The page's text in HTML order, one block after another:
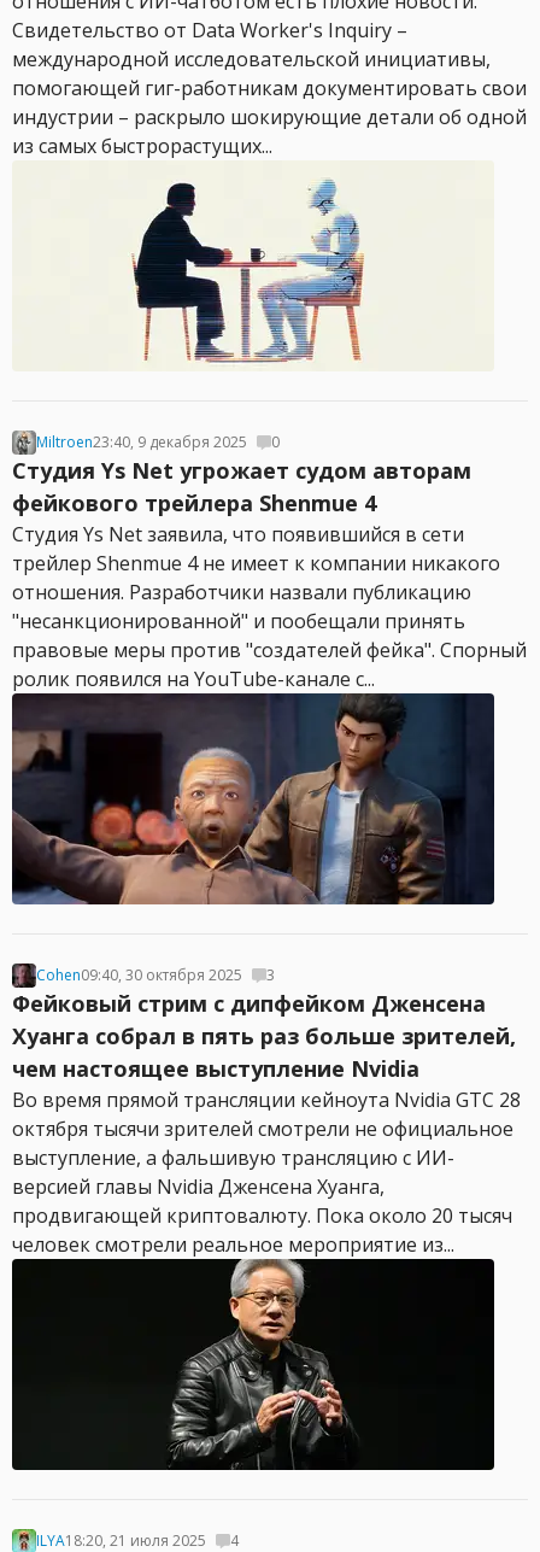
Свидетельство от Data Worker's Inquiry –
международной исследовательской инициативы,
помогающей гиг-работникам документировать свои
индустрии – раскрыло шокирующие детали об одной
из самых быстрорастущих...
Miltroen23:40, 9 декабря 2025 0
Студия Ys Net угрожает судом авторам
фейкового трейлера Shenmue 4
Студия Ys Net заявила, что появившийся в сети
трейлер Shenmue 4 не имеет к компании никакого
отношения. Разработчики назвали публикацию
"несанкционированной" и пообещали принять
правовые меры против "создателей фейка". Спорный
ролик появился на YouTube-канале с...
Cohen09:40, 30 октября 2025 3
Фейковый стрим с дипфейком Дженсена
Хуанга собрал в пять раз больше зрителей,
чем настоящее выступление Nvidia
Во время прямой трансляции кейноута Nvidia GTC 28
октября тысячи зрителей смотрели не официальное
выступление, а фальшивую трансляцию с ИИ-
версией главы Nvidia Дженсена Хуанга,
продвигающей криптовалюту. Пока около 20 тысяч
человек смотрели реальное мероприятие из...
ILYA18:20, 21 июля 2025 4